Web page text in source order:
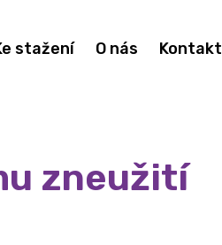
stažení O nás Kontakt
zneužití